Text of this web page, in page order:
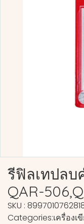
รีฟิลเทปลบ
QAR-
SKU :
Categories:เครื่องเ